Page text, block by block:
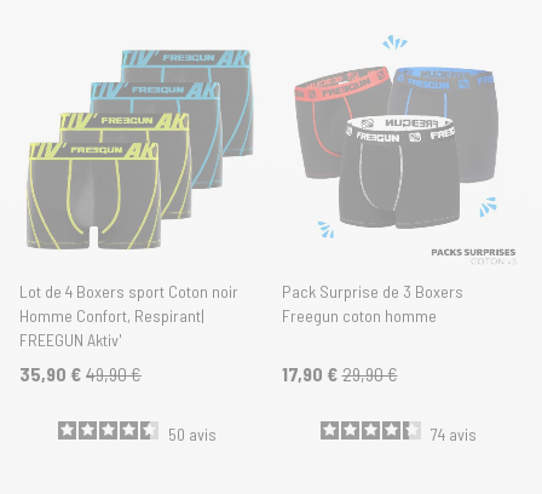
Lot de 4 Boxers sport Coton noir
Homme Confort, Respirant|
FREEGUN Aktiv'
35,90 € 49,90 €
50 avis
Pack Surprise de 3 Boxers
Freegun coton homme
17,90 € 29,90 €
74 avis